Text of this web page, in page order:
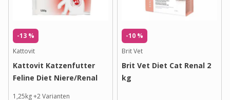
-13 %
Kattovit
Kattovit Katzenfutter
Feline Diet Niere/Renal
1,25kg+2Varianten
-10 %
Brit Vet
Brit Vet Diet Cat Renal 2
kg